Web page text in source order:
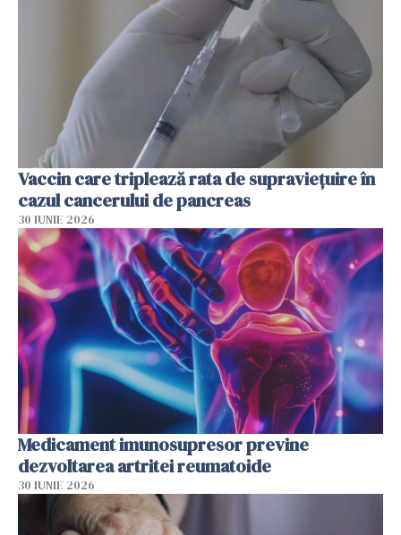
Vaccin care triplează rata de supraviețuire în
cazul cancerului de pancreas
30 IUNIE 2026
Medicament imunosupresor previne
dezvoltarea artritei reumatoide
30 IUNIE 2026